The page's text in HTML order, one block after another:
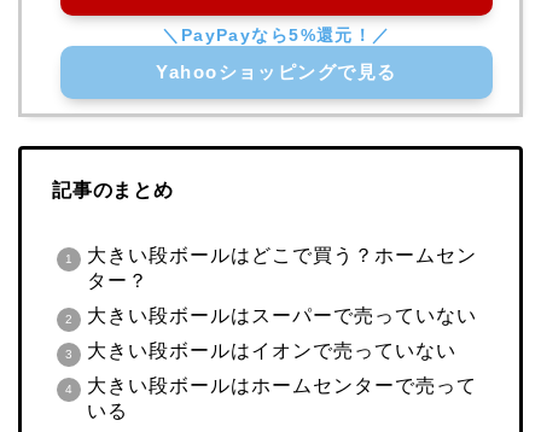
Yahooショッピングで見る
記事のまとめ
大きい段ボールはどこで買う？ホームセン
ター？
大きい段ボールはスーパーで売っていない
大きい段ボールはイオンで売っていない
大きい段ボールはホームセンターで売って
いる